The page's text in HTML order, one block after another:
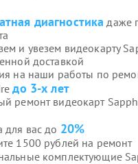
диагностика даже
и увезем видеокарту
доставкой
на наши работы по
до 3-х лет
ремонт видеокарт
для вас до 20%
1500 рублей на ремонт
комплектующие